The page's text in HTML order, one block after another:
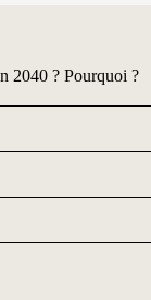
2040 ? Pourquoi ?